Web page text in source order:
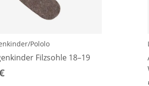
Pololo
Filzsohle 18–19